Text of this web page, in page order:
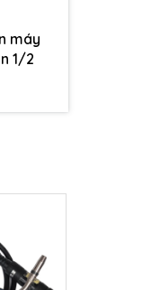
máy
1/2